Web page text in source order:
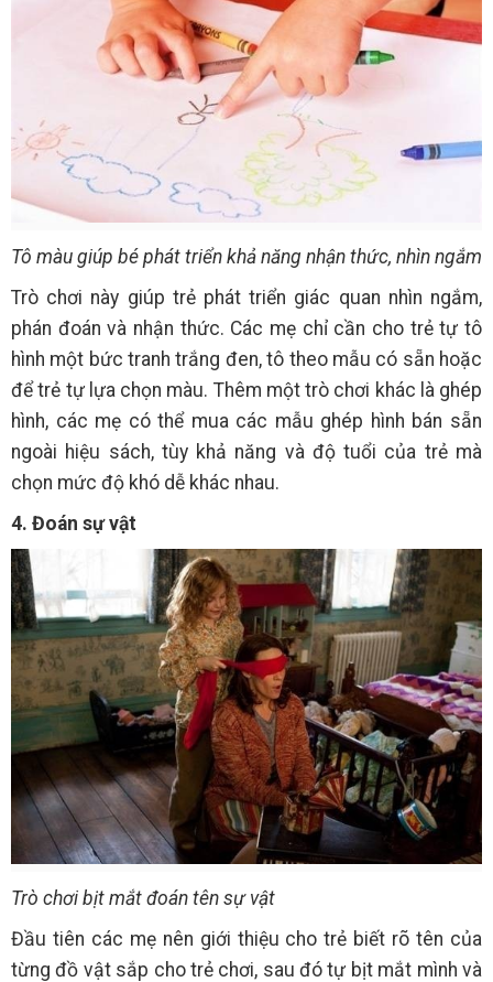
Tô màu giúp bé phát triển khả năng nhận thức, nhìn ngắm
Trò chơi này giúp trẻ phát triển giác quan nhìn ngắm,
phán đoán và nhận thức. Các mẹ chỉ cần cho trẻ tự tô
hình một bức tranh trắng đen, tô theo mẫu có sẵn hoặc
để trẻ tự lựa chọn màu. Thêm một trò chơi khác là ghép
hình, các mẹ có thể mua các mẫu ghép hình bán sẵn
ngoài hiệu sách, tùy khả năng và độ tuổi của trẻ mà
chọn mức độ khó dễ khác nhau.
4. Đoán sự vật
Trò chơi bịt mắt đoán tên sự vật
Đầu tiên các mẹ nên giới thiệu cho trẻ biết rõ tên của
từng đồ vật sắp cho trẻ chơi, sau đó tự bịt mắt mình và